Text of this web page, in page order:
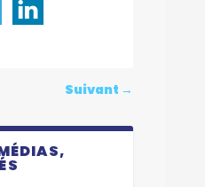
Suivant →